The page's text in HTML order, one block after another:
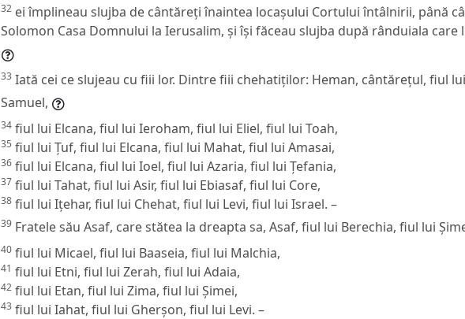
32 ei împlineau slujba de cântăreți înaintea locașului Cortului întâlnirii, până
Solomon Casa Domnului la Ierusalim, și își făceau slujba după rânduiala care
33 Iată cei ce slujeau cu fiii lor. Dintre fiii chehatiților: Heman, cântărețul, fiul
Samuel,
34 fiul lui Elcana, fiul lui Ieroham, fiul lui Eliel, fiul lui Toah,
35 fiul lui Țuf, fiul lui Elcana, fiul lui Mahat, fiul lui Amasai,
36 fiul lui Elcana, fiul lui Ioel, fiul lui Azaria, fiul lui Țefania,
37 fiul lui Tahat, fiul lui Asir, fiul lui Ebiasaf, fiul lui Core,
38 fiul lui Ițehar, fiul lui Chehat, fiul lui Levi, fiul lui Israel. –
39 Fratele său Asaf, care stătea la dreapta sa, Asaf, fiul lui Berechia, fiul lui
40 fiul lui Micael, fiul lui Baaseia, fiul lui Malchia,
41 fiul lui Etni, fiul lui Zerah, fiul lui Adaia,
42 fiul lui Etan, fiul lui Zima, fiul lui Șimei,
43 fiul lui Iahat, fiul lui Gherșon, fiul lui Levi. –